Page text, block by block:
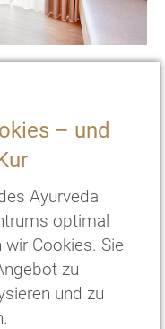
– und
Ayurveda
optimal
wir Cookies. Sie
zu
und zu
Einzelbetten
6Nächte*